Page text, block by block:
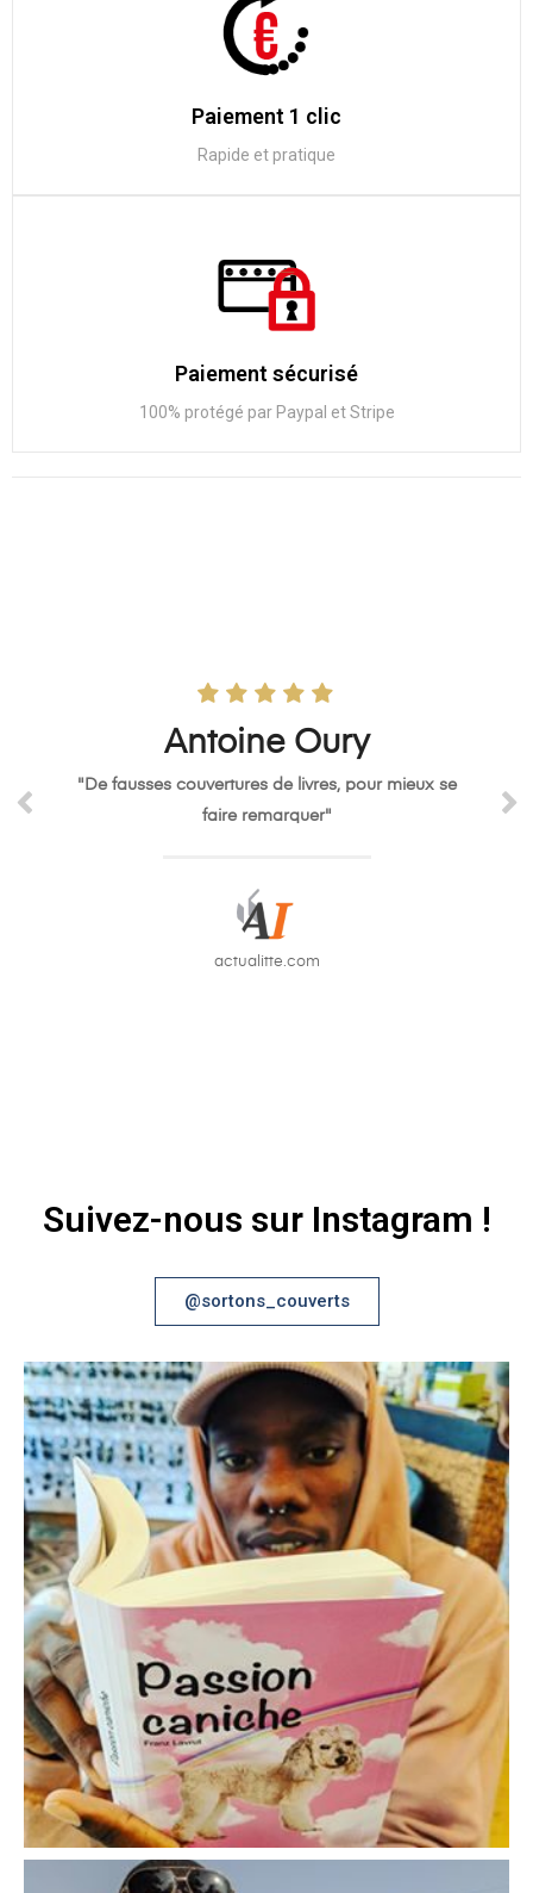
Paiement 1 clic
Rapide et pratique
Paiement sécurisé
100% protégé par Paypal et Stripe
Antoine Oury
"De fausses couvertures de livres, pour mieux se
faire remarquer"
actualitte.com
Juliette
"Des fausses couvertures de livre histoire de passer
pour un
Suivez-nous sur Instagram !
@sortons_couverts